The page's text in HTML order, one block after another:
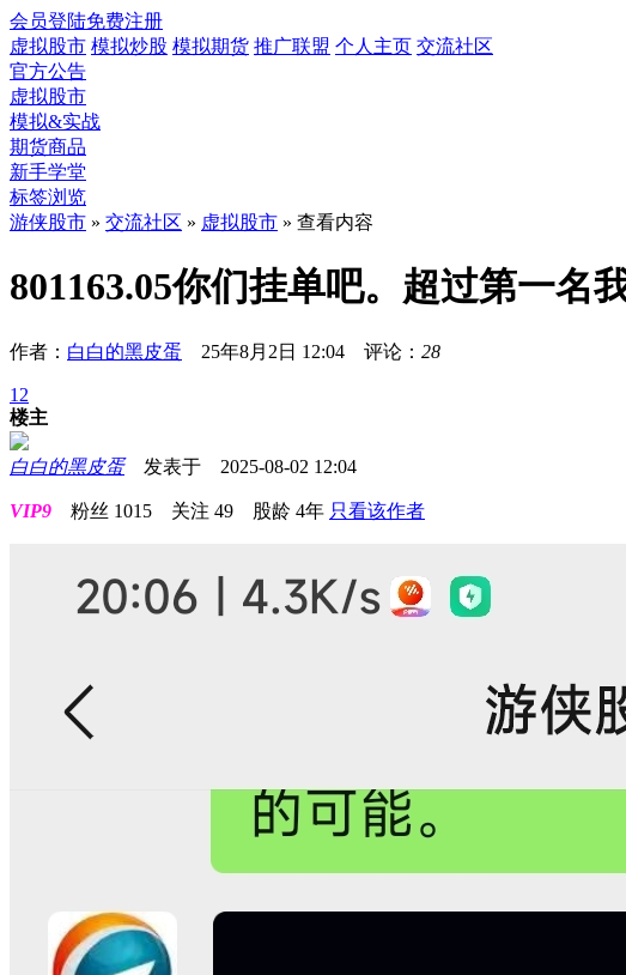
会员登陆免费注册
虚拟股市 模拟炒股 模拟期货 推广联盟 个人主页 交流社区
官方公告
虚拟股市
模拟&实战
期货商品
新手学堂
标签浏览
游侠股市 » 交流社区 » 虚拟股市 » 查看内容
801163.05你们挂单吧。超过第一名
作者： 白白的黑皮蛋 25年8月2日 12:04 评论： 28
1 2
楼主
白白的黑皮蛋发表于 2025-08-02 12:04
VIP9 粉丝 1015 关注 49 股龄 4年 只看该作者